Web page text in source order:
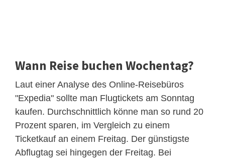
Wann Reise buchen Wochentag?
Laut einer Analyse des Online-Reisebüros
"Expedia" sollte man Flugtickets am Sonntag
kaufen. Durchschnittlich könne man so rund 20
Prozent sparen, im Vergleich zu einem
Ticketkauf an einem Freitag. Der günstigste
Abflugtag sei hingegen der Freitag. Bei